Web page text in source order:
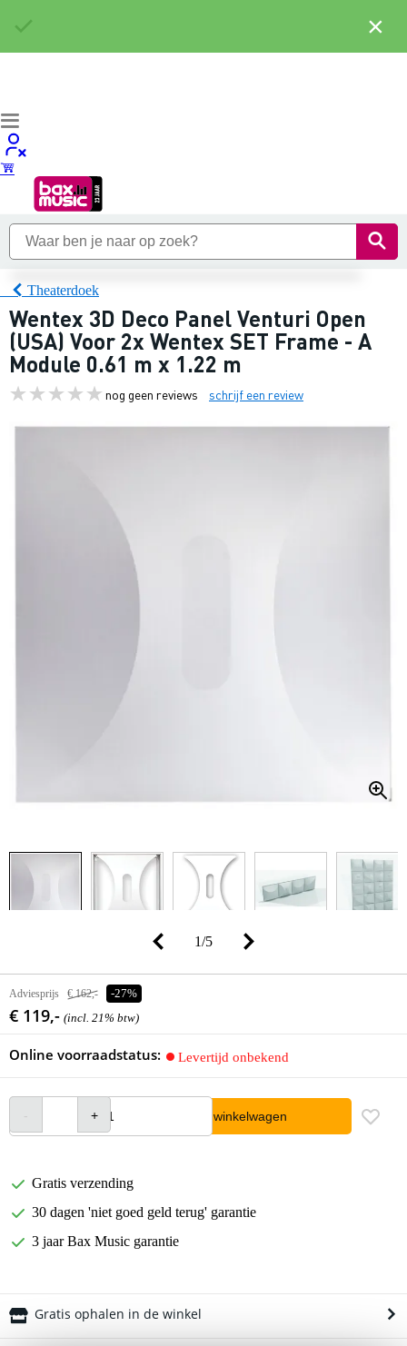
Theaterdoek
Wentex 3D Deco Panel Venturi Open
(USA) Voor 2x Wentex SET Frame - A
Module 0.61 m x 1.22 m
nog geen reviews schrijf een review
1/5
Adviesprijs € 162,- -27%
€ 119,- (incl. 21% btw)
Online voorraadstatus: Levertijd onbekend
In winkelwagen
Gratis verzending
30 dagen 'niet goed geld terug' garantie
3 jaar Bax Music garantie
Gratis ophalen in de winkel
×